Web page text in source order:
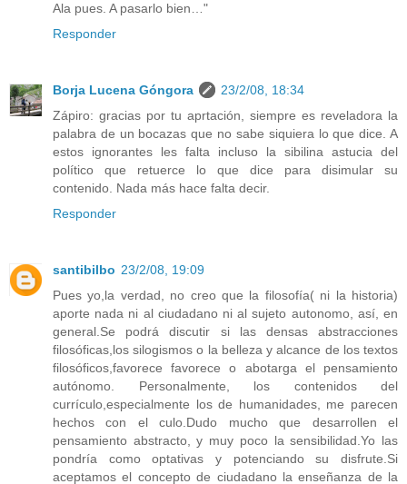
Ala pues. A pasarlo bien…"
Responder
Borja Lucena Góngora
23/2/08, 18:34
Zápiro: gracias por tu aprtación, siempre es reveladora la
palabra de un bocazas que no sabe siquiera lo que dice. A
estos ignorantes les falta incluso la sibilina astucia del
político que retuerce lo que dice para disimular su
contenido. Nada más hace falta decir.
Responder
santibilbo 23/2/08, 19:09
Pues yo,la verdad, no creo que la filosofía( ni la historia)
aporte nada ni al ciudadano ni al sujeto autonomo, así, en
general.Se podrá discutir si las densas abstracciones
filosóficas,los silogismos o la belleza y alcance de los textos
filosóficos,favorece favorece o abotarga el pensamiento
autónomo. Personalmente, los contenidos del
currículo,especialmente los de humanidades, me parecen
hechos con el culo.Dudo mucho que desarrollen el
pensamiento abstracto, y muy poco la sensibilidad.Yo las
pondría como optativas y potenciando su disfrute.Si
aceptamos el concepto de ciudadano la enseñanza de la